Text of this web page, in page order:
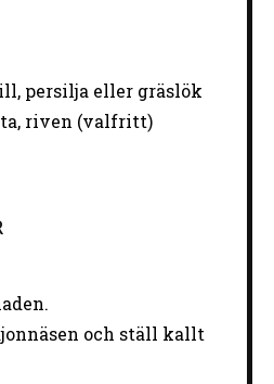
persilja eller gräslök
riven (valfritt)
och ställ kallt